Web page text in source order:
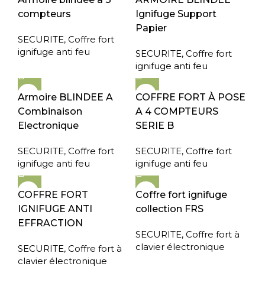
compteurs
SECURITE, Coffre fort
ignifuge anti feu
Ignifuge Support
Papier
SECURITE, Coffre fort
ignifuge anti feu
Armoire BLINDEE A
Combinaison
Electronique
SECURITE, Coffre fort
ignifuge anti feu
COFFRE FORT À POSE
A 4 COMPTEURS
SERIE B
SECURITE, Coffre fort
ignifuge anti feu
COFFRE FORT
IGNIFUGE ANTI
EFFRACTION
SECURITE, Coffre fort à
clavier électronique
Coffre fort ignifuge
collection FRS
SECURITE, Coffre fort à
clavier électronique